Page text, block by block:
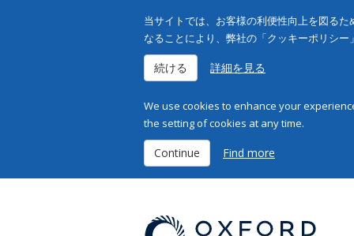
当サイトでは、お客様の利便性向上を図る
なることにより、弊社の「クッキーポリシ
続ける 詳細を見る
We use cookies to enhance your
the setting of cookies at any time.
Continue Find more